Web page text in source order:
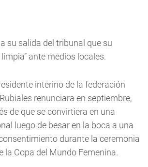
su salida del tribunal que su
ante medios locales.
interino de la federación
renunciara en septiembre,
de que se convirtiera en una
luego de besar en la boca a una
durante la ceremonia
la Copa del Mundo Femenina.